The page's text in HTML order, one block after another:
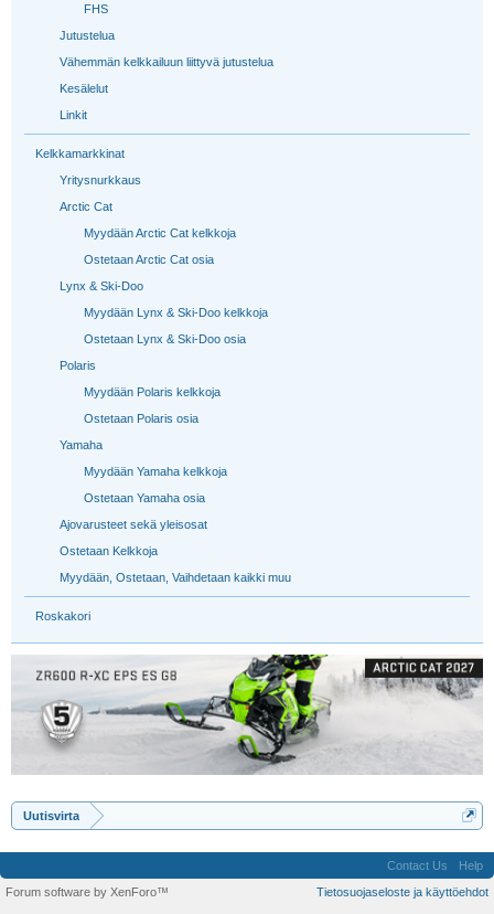
FHS
Jutustelua
Vähemmän kelkkailuun liittyvä jutustelua
Kesälelut
Linkit
Kelkkamarkkinat
Yritysnurkkaus
Arctic Cat
Myydään Arctic Cat kelkkoja
Ostetaan Arctic Cat osia
Lynx & Ski-Doo
Myydään Lynx & Ski-Doo kelkkoja
Ostetaan Lynx & Ski-Doo osia
Polaris
Myydään Polaris kelkkoja
Ostetaan Polaris osia
Yamaha
Myydään Yamaha kelkkoja
Ostetaan Yamaha osia
Ajovarusteet sekä yleisosat
Ostetaan Kelkkoja
Myydään, Ostetaan, Vaihdetaan kaikki muu
Roskakori
Uutisvirta
Contact Us
Help
Tietosuojaseloste ja käyttöehdot
Forum software by XenForo™